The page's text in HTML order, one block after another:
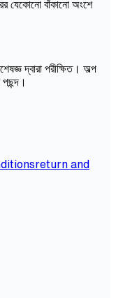
যেকোনো বাঁকানো অংশে
দ্বারা পরীক্ষিত। অল্প
return and